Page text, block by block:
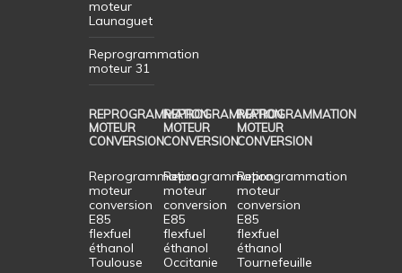
moteur
Launaguet
Reprogrammation
moteur 31
REPROGRAMMATION
MOTEUR
CONVERSION
Reprogrammation
moteur
conversion
E85
flexfuel
éthanol
Toulouse
REPROGRAMMATION
MOTEUR
CONVERSION
Reprogrammation
moteur
conversion
E85
flexfuel
éthanol
Occitanie
REPROGRAMMATION
MOTEUR
CONVERSION
Reprogrammation
moteur
conversion
E85
flexfuel
éthanol
Tournefeuille